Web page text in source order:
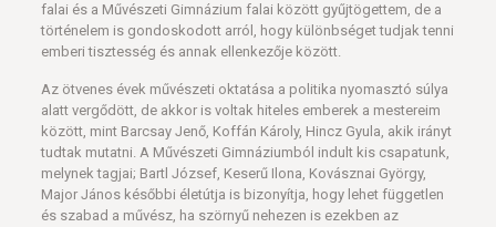
falai és a Művészeti Gimnázium falai között gyűjtögettem, de a
történelem is gondoskodott arról, hogy különbséget tudjak tenni
emberi tisztesség és annak ellenkezője között.
Az ötvenes évek művészeti oktatása a politika nyomasztó súlya
alatt vergődött, de akkor is voltak hiteles emberek a mestereim
között, mint Barcsay Jenő, Koffán Károly, Hincz Gyula, akik irányt
tudtak mutatni. A Művészeti Gimnáziumból indult kis csapatunk,
melynek tagjai; Bartl József, Keserű Ilona, Kovásznai György,
Major János későbbi életútja is bizonyítja, hogy lehet független
és szabad a művész, ha szörnyű nehezen is ezekben az